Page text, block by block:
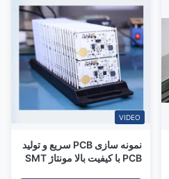
VIDEO
نمونه سازی PCB سریع و تولید
PCB با کیفیت بالا مونتاژ SMT